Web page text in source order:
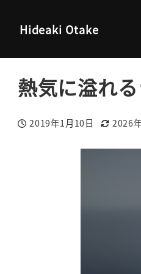
Hideaki Otake
熱気に溢れ
投稿日
2019年1月10日
更新日
2026